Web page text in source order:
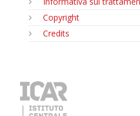
Copyright
Credits